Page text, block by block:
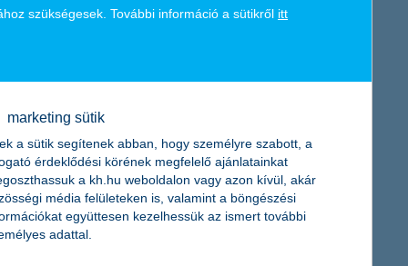
úgy érzékelte, hogy nem változott szüleinek a keresete.
ennél még nagyobb, 44 százalékos. Ezzel szemben a
szükségesek. További információ a sütikről itt
marketing sütik
a sütik segítenek abban, hogy személyre szabott, a
érdeklődési körének megfelelő ajánlatainkat
a kh.hu weboldalon vagy azon kívül, akár
média felületeken is, valamint a böngészési
együttesen kezelhessük az ismert további
adattal.